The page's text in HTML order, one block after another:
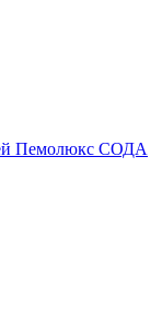
Пемолюкс СОДА